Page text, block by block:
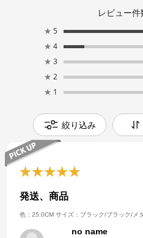
レビュー件
★ 5
★ 4
★ 3
★ 2
★ 1
絞り込み
発送、商品
色：25.0CM サイズ：ブラック/ブラック/メ
no name